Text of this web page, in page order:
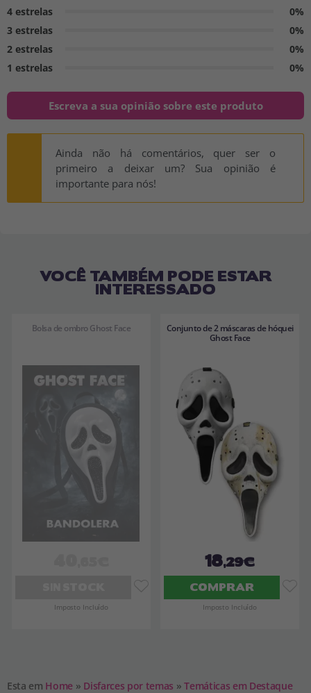
4 estrelas
0%
3 estrelas
0%
2 estrelas
0%
1 estrelas
0%
Escreva a sua opinião sobre este produto
Ainda não há comentários, quer ser o
primeiro a deixar um? Sua opinião é
importante para nós!
VOCÊ TAMBÉM PODE ESTAR
INTERESSADO
Bolsa de ombro Ghost Face
Imposto Incluído
Conjunto de 2 máscaras de hóquei
Ghost Face
18,29€
COMPRAR
Imposto Incluído
Esta em Home » Disfarces por temas » Temáticas em Destaque